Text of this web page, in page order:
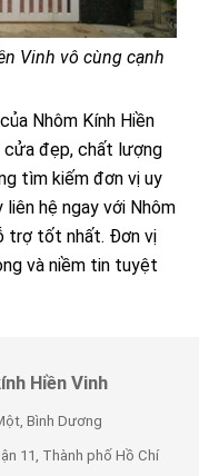
Vinh vô cùng cạnh
Nhôm Kính Hiền
cửa đẹp, chất lượng
tìm kiếm đơn vị uy
hệ ngay với Nhôm
trợ tốt nhất. Đơn vị
và niềm tin tuyệt
Hiền Vinh
Bình Dương
11, Thành phố Hồ Chí